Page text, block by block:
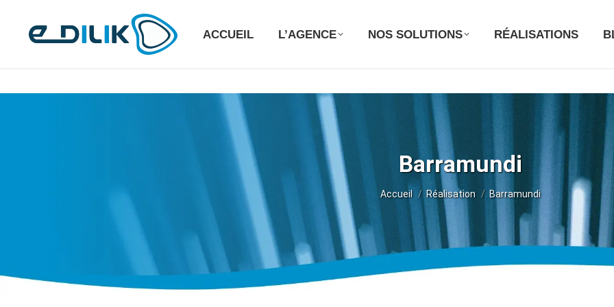
ACCUEIL L’AGENCE NOS SOLUTIONS RÉALISATIONS
Barramundi
Vous êtes ici :
Accueil Réalisation Barramundi